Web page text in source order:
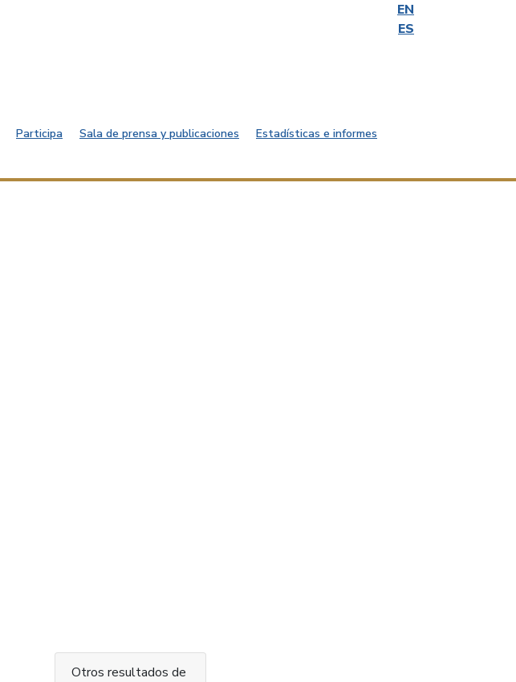
EN
ES
Participa Sala de prensa y publicaciones
Estadísticas e informes
Otros resultados de